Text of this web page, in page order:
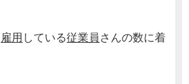
雇用 している従業員 さんの数に着